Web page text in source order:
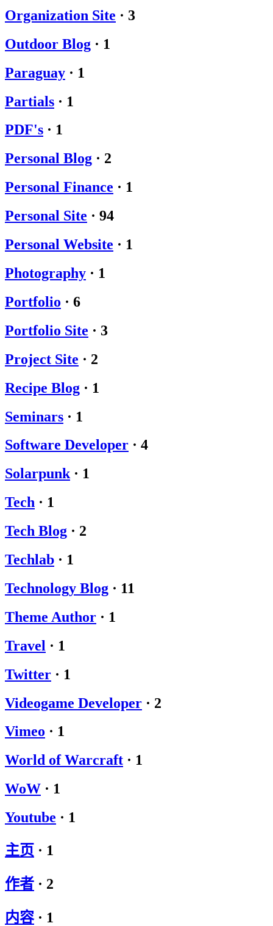
Organization Site · 3
Outdoor Blog · 1
Paraguay · 1
Partials · 1
PDF's · 1
Personal Blog · 2
Personal Finance · 1
Personal Site · 94
Personal Website · 1
Photography · 1
Portfolio · 6
Portfolio Site · 3
Project Site · 2
Recipe Blog · 1
Seminars · 1
Software Developer · 4
Solarpunk · 1
Tech · 1
Tech Blog · 2
Techlab · 1
Technology Blog · 11
Theme Author · 1
Travel · 1
Twitter · 1
Videogame Developer · 2
Vimeo · 1
World of Warcraft · 1
WoW · 1
Youtube · 1
主页 · 1
作者 · 2
内容 · 1